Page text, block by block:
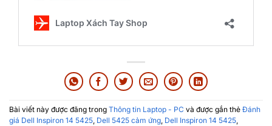
Bài viết này được đăng trong Thông tin Laptop - PC và được gắn thẻ Đánh
giá Dell Inspiron 14 5425, Dell 5425 cảm ứng, Dell Inspiron 14 5425,